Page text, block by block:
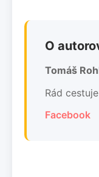
O
Tomáš
Rád
Facebook